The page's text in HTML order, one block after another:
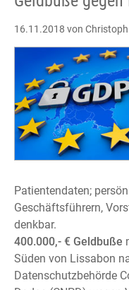
16.11.2018 von
Patientendaten;
Geschäftsführern,
denkbar.
400.000,- € Geldbuße
Süden von Lissabon
Datenschutzbehörde